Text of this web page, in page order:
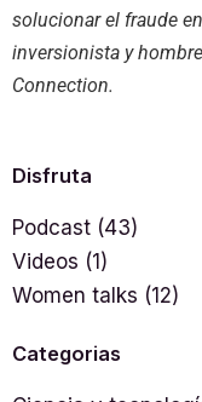
solucionar el fraude
inversionista y
Connection.
Disfruta
Podcast (43)
Videos (1)
Women talks (12)
Categorias